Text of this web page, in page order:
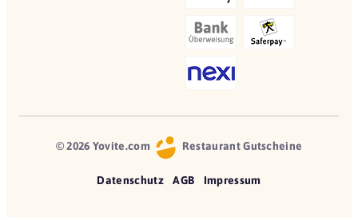
© 2026 Yovite.com Restaurant Gutscheine
Datenschutz AGB Impressum